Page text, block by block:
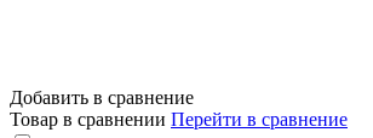
Добавить в сравнение
Товар в сравнении Перейти в сравнение